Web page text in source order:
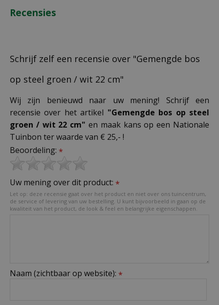
Recensies
Schrijf zelf een recensie over "Gemengde bos
op steel groen / wit 22 cm"
Wij zijn benieuwd naar uw mening! Schrijf een
recensie over het artikel "Gemengde bos op steel
groen / wit 22 cm" en maak kans op een Nationale
Tuinbon ter waarde van € 25,- !
Beoordeling: *
Uw mening over dit product: *
Let op: deze recensie gaat over het product en niet over ons tuincentrum,
de service of levering van uw bestelling. U kunt bijvoorbeeld in gaan op de
kwaliteit van het product, de look & feel en belangrijke eigenschappen.
Naam (zichtbaar op website): *